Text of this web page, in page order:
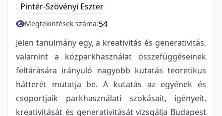
Pintér-Szövényi Eszter
Megtekintések száma:54
Jelen tanulmány egy, a kreativitás és generativitás,
valamint a közparkhasználat összefüggéseinek
feltárására irányuló nagyobb kutatás teoretikus
hátterét mutatja be. A kutatás az egyének és
csoportjaik parkhasználati szokásait, igényeit,
kreativitását és generativitását vizsgálja Budapest